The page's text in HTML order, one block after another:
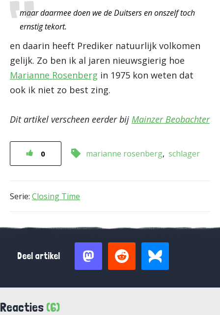
maar daarmee doen we de Duitsers en onszelf toch
ernstig tekort.
en daarin heeft Prediker natuurlijk volkomen
gelijk. Zo ben ik al jaren nieuwsgierig hoe
Marianne Rosenberg in 1975 kon weten dat
ook ik niet zo best zing.
Dit artikel verscheen eerder bij Mainzer Beobachter
0 marianne rosenberg schlager
Serie: Closing Time
Deel artikel
Reacties (6)